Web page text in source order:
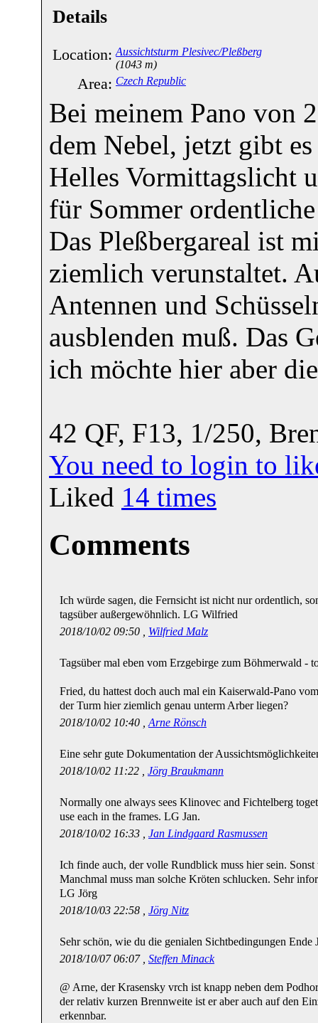
Details
Location: Aussichtsturm Plesivec/Pleßberg
(1043 m)
Area: Czech Republic
Bei meinem Pano von
dem Nebel, jetzt gibt
Helles Vormittagslicht
für Sommer
Das Pleßbergareal ist
ziemlich verunstaltet.
Antennen und
ausblenden muß. Das
ich möchte hier aber
42 QF, F13, 1/250,
You need to login to
Liked 14 times
Comments
Ich würde sagen, die Fernsicht ist nicht nur ordentlich,
tagsüber außergewöhnlich. LG Wilfried
2018/10/02 09:50 , Wilfried Malz
Tagsüber mal eben vom Erzgebirge zum Böhmerwald -
Fried, du hattest doch auch mal ein Kaiserwald-Pano
der Turm hier ziemlich genau unterm Arber liegen?
2018/10/02 10:40 , Arne Rönsch
Eine sehr gute Dokumentation der
2018/10/02 11:22 , Jörg Braukmann
Normally one always sees Klinovec and Fichtelberg
use each in the frames. LG Jan.
2018/10/02 16:33 , Jan Lindgaard Rasmussen
Ich finde auch, der volle Rundblick muss hier sein.
Manchmal muss man solche Kröten schlucken. Sehr
LG Jörg
2018/10/03 22:58 , Jörg Nitz
Sehr schön, wie du die genialen Sichtbedingungen
2018/10/07 06:07 , Steffen Minack
@ Arne, der Krasensky vrch ist knapp neben dem
der relativ kurzen Brennweite ist er aber auch auf den
erkennbar.